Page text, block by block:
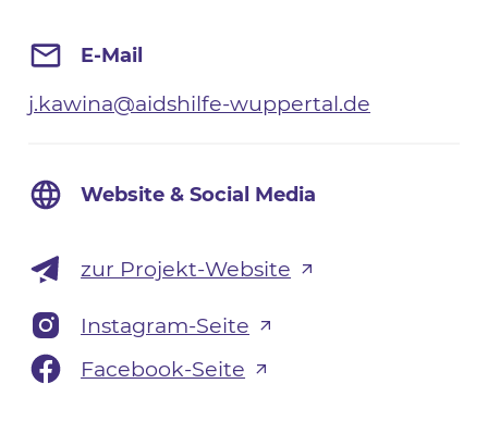
E-Mail
j.kawina@aidshilfe-wuppertal.de
Website & Social Media
zur Projekt-Website
Instagram-Seite
Facebook-Seite